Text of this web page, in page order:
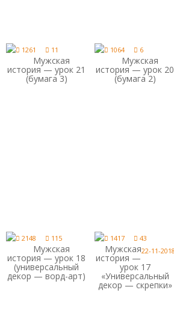
1261 11
Мужская
история — урок 21
(бумага 3)
1064 6
Мужская
история — урок 20
(бумага 2)
2148 115
Мужская
история — урок 18
(универсальный
декор — ворд-арт)
1417
43
22-11-2018
Мужская
история —
урок 17
«Универсальный
декор — скрепки»